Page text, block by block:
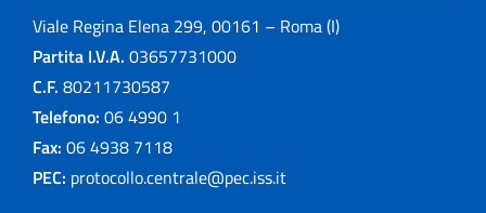
Viale Regina Elena 299, 00161 – Roma (I)
Partita I.V.A. 03657731000
C.F. 80211730587
Telefono: 06 4990 1
Fax: 06 4938 7118
PEC: protocollo.centrale@pec.iss.it